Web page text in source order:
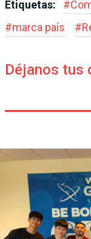
Etiquetas: #
#marca país #
Déjanos tus